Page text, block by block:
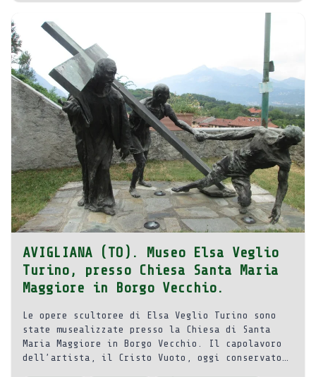
AVIGLIANA (TO). Museo Elsa Veglio
Turino, presso Chiesa Santa Maria
Maggiore in Borgo Vecchio.
Le opere scultoree di Elsa Veglio Turino sono
state musealizzate presso la Chiesa di Santa
Maria Maggiore in Borgo Vecchio. Il capolavoro
dell’artista, il Cristo Vuoto, oggi conservato